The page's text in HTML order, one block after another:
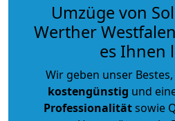
Umzüge von
Werther
es Ihnen
Wir geben unser
kostengünstig und
Professionalitätsowie